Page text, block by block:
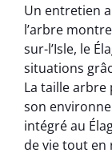
Un entretien
l’arbre
sur-l’Isle, le
situations
La taille
son
intégré au
de vie tout en